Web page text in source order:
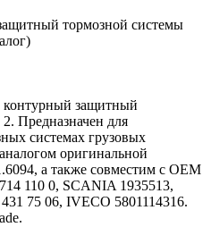
тормозной системы
защитный
Предназначен для
системах грузовых
оригинальной
а также совместим с OEM
110 0, SCANIA 1935513,
75 06, IVECO 5801114316.